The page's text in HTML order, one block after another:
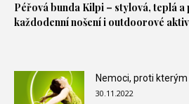
Péřová bunda Kilpi – stylová, teplá
každodenní nošení i outdoorové
Nemoci, proti
30.11.2022